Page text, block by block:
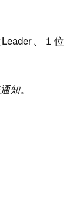
、１位
知。